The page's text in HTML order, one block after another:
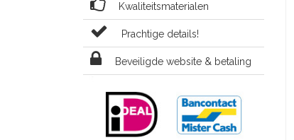
Kwaliteitsmaterialen
Prachtige details!
Beveiligde website & betaling